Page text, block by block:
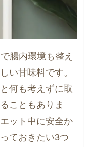
腸内環境も整え
い甘味料です。
何も考えずに取
こともありま
ット中に安全か
ておきたい3つ